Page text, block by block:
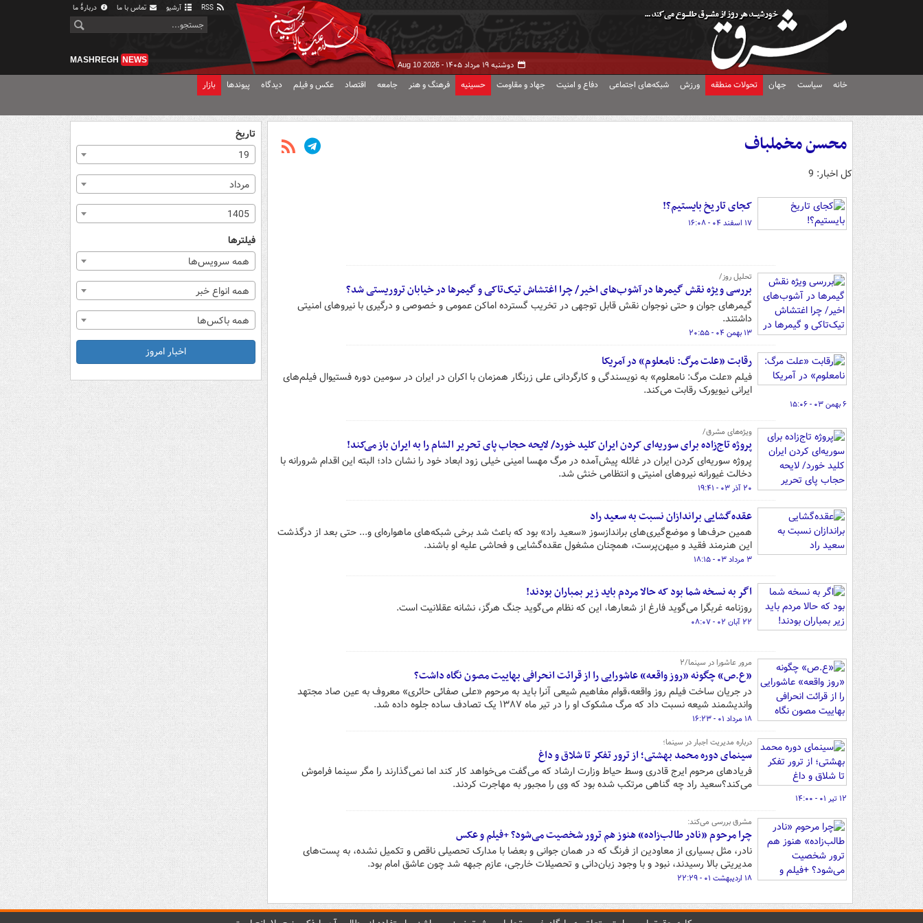
آرشیو تماس با ما دربارهٔ ما
دوشنبه ۱۹ مرداد ۱۴۰۵ - Aug 10 2026
MASHREGH NEWS
خانه سیاست جهان تحولات منطقه ورزش شبکه‌های اجتماعی دفاع و امنیت جهاد و مقاومت حسینیه فرهنگ و هنر جامعه اقتصاد عکس و فیلم دیدگاه پیوندها بازار
محسن مخملباف
کل اخبار: 9
کجای تاریخ بایستیم؟!
۱۷ اسفند ۰۴ - ۱۶:۰۸
تحلیل روز/
بررسی ویژه نقش گیمرها در آشوب‌های اخیر/ چرا اغتشاش تیک‌تاکی و گیمرها در خیابان تروریستی شد؟
گیمرهای جوان و حتی نوجوان نقش قابل توجهی در تخریب گسترده اماکن عمومی و خصوصی و درگیری با نیروهای امنیتی
داشتند.
۱۳ بهمن ۰۴ - ۲۰:۵۵
رقابت «علت مرگ: نامعلوم» در آمریکا
فیلم «علت مرگ: نامعلوم» به نویسندگی و کارگردانی علی زرنگار همزمان با اکران در ایران در سومین دوره فستیوال فیلم‌های
ایرانی نیویورک رقابت می‌کند.
۶ بهمن ۰۳ - ۱۵:۰۶
ویژه‌های مشرق/
پروژه تاج‌زاده برای سوریه‌ای کردن ایران کلید خورد/ لایحه حجاب پای تحریر الشام را به ایران باز می‌کند!
پروژه سوریه‌ای کردن ایران در غائله پیش‌آمده در مرگ مهسا امینی خیلی زود ابعاد خود را نشان داد؛ البته این اقدام شرورانه با
دخالت غیورانه نیروهای امنیتی و انتظامی خنثی شد.
۲۰ آذر ۰۳ - ۱۹:۴۱
عقده‌گشایی براندازان نسبت به سعید راد
همین حرف‌ها و موضع‌گیری‌های براندازسوز «سعید راد» بود که باعث شد برخی شبکه‌های ماهواره‌ای و... حتی بعد از درگذشت
این هنرمند فقید و میهن‌پرست، همچنان مشغول عقده‌گشایی و فحاشی علیه او باشند.
۳ مرداد ۰۳ - ۱۸:۱۵
اگر به نسخه شما بود که حالا مردم باید زیر بمباران بودند!
روزنامه غربگرا می‌گوید فارغ از شعارها، این که نظام می‌گوید جنگ هرگز، نشانه عقلانیت است.
۲۲ آبان ۰۲ - ۰۸:۰۷
مرور عاشورا در سینما/۲
«ع.ص» چگونه «روز واقعه‌» عاشورایی را از قرائت‌ انحرافی بهاییت مصون نگاه داشت؟
در جریان ساخت فیلم روز واقعه،قوام مفاهیم شیعی آنرا باید به مرحوم «علی صفائی حائری» معروف به عین صاد مجتهد
واندیشمند شیعه نسبت داد که مرگ مشکوک او را در تیر ماه ۱۳۸۷ یک تصادف ساده جلوه داده شد.
۱۸ مرداد ۰۱ - ۱۶:۲۳
درباره مدیریت اجبار در سینما؛
سینمای دوره محمد بهشتی؛ از ترور تفکر تا شلاق و داغ
فریادهای مرحوم ایرج قادری وسط حیاط وزارت ارشاد که می‌گفت می‌خواهد کار کند اما نمی‌گذارند را مگر سینما فراموش
می‌کند؟سعید راد چه گناهی مرتکب شده بود که وی را مجبور به مهاجرت کردند.
۱۲ تیر ۰۱ - ۱۴:۰۰
مشرق بررسی می‌کند:
چرا مرحوم «نادر طالب‌زاده» هنوز هم ترور شخصیت می‌شود؟ +فیلم و عکس
نادر، مثل بسیاری از معاودین از فرنگ که در همان جوانی و بعضا با مدارک تحصیلی ناقص و تکمیل نشده، به پست‌های
مدیریتی بالا رسیدند، نبود و با وجود زبان‌دانی و تحصیلات خارجی، عازم جبهه شد چون عاشق امام بود.
۱۸ اردیبهشت ۰۱ - ۲۲:۲۹
تاریخ
19
مرداد
1405
فیلترها
همه سرویس‌ها
همه انواع خبر
همه باکس‌ها
اخبار امروز